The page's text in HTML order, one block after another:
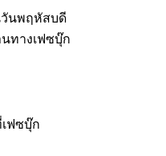
วันพฤหัสบดี
ทางเฟซบุ๊ก
ฟซบุ๊ก